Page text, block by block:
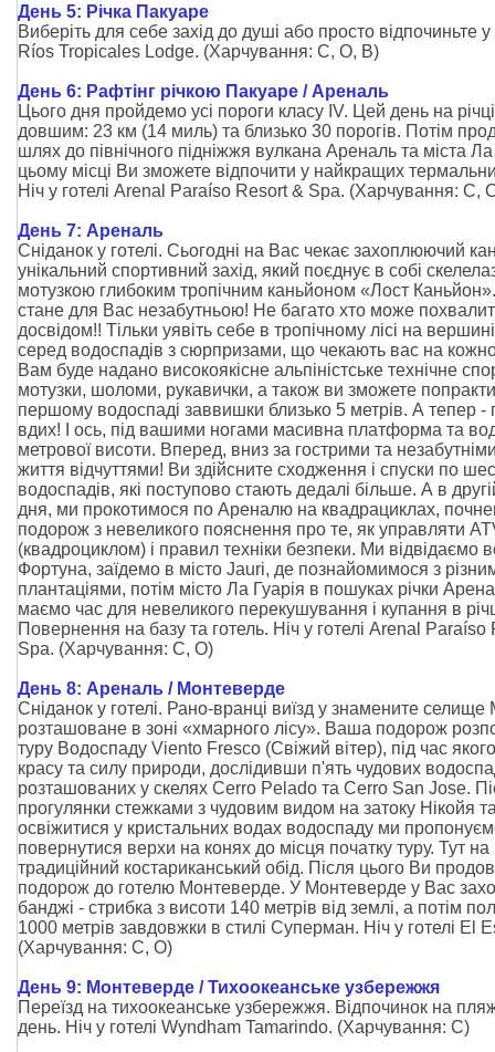
День 5: Річка Пакуаре
Виберіть для себе захід до душі або просто відпочиньте у
Ríos Tropicales Lodge. (Харчування: С, O, В)
День 6: Рафтінг річкою Пакуаре / Ареналь
Цього дня пройдемо усі пороги класу IV. Цей день на
довшим: 23 км (14 миль) та близько 30 порогів. Потім
шлях до північного підніжжя вулкана Ареналь та міста
цьому місці Ви зможете відпочити у найкращих
Ніч у готелі Arenal Paraíso Resort & Spa. (Харчування: С,
День 7: Ареналь
Сніданок у готелі. Сьогодні на Вас чекає захоплюючий
унікальний спортивний захід, який поєднує в собі
мотузкою глибоким тропічним каньйоном «Лост
стане для Вас незабутньою! Не багато хто може
досвідом!! Тільки уявіть себе в тропічному лісі на
серед водоспадів з сюрпризами, що чекають вас на
Вам буде надано високоякісне альпіністське технічне
мотузки, шоломи, рукавички, а також ви зможете
першому водоспаді заввишки близько 5 метрів. А тепер -
вдих! І ось, під вашими ногами масивна платформа та
метрової висоти. Вперед, вниз за гострими та
життя відчуттями! Ви здійсните сходження і спуски по
водоспадів, які поступово стають дедалі більше. А в
дня, ми прокотимося по Ареналю на квадрациклах,
подорож з невеликого пояснення про те, як управляти
(квадроциклом) і правил техніки безпеки. Ми відвідаємо
Фортуна, заїдемо в місто Jauri, де познайомимося з
плантаціями, потім місто Ла Гуарія в пошуках річки
маємо час для невеликого перекушування і купання в
Повернення на базу та готель. Ніч у готелі Arenal Paraíso
Spa. (Харчування: С, O)
День 8: Ареналь / Монтеверде
Сніданок у готелі. Рано-вранці виїзд у знамените
розташоване в зоні «хмарного лісу». Ваша подорож
туру Водоспаду Viento Fresco (Свіжий вітер), під час
красу та силу природи, дослідивши п'ять чудових
розташованих у скелях Cerro Pelado та Cerro San Jose.
прогулянки стежками з чудовим видом на затоку Нікойя
освіжитися у кристальних водах водоспаду ми
повернутися верхи на конях до місця початку туру. Тут
традиційний костариканський обід. Після цього Ви
подорож до готелю Монтеверде. У Монтеверде у Вас
банджі - стрибка з висоти 140 метрів від землі, а потім
1000 метрів завдовжки в стилі Суперман. Ніч у готелі El
(Харчування: С, О)
День 9: Монтеверде / Тихоокеанське узбережжя
Переїзд на тихоокеанське узбережжя. Відпочинок на
день. Ніч у готелі Wyndham Tamarindo. (Харчування: С)